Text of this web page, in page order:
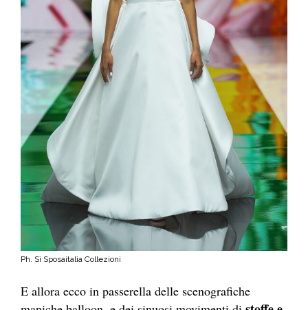
Ph. Sì Sposaitalia Collezioni
E allora ecco in passerella delle scenografiche